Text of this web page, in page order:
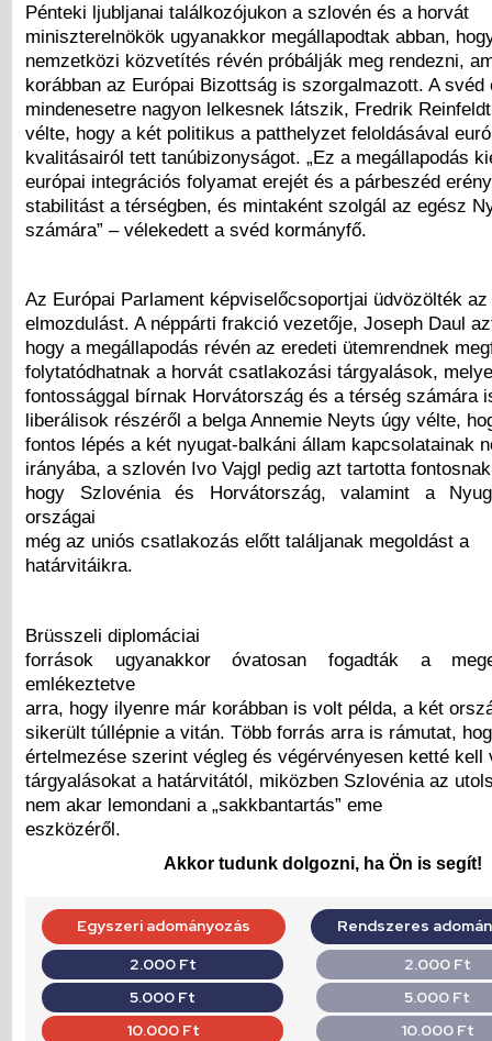
Pénteki ljubljanai találkozójukon a szlovén és a horvát
miniszterelnökök ugyanakkor megállapodtak abban,
nemzetközi közvetítés révén próbálják meg rendezni,
korábban az Európai Bizottság is szorgalmazott. A svéd
mindenesetre nagyon lelkesnek látszik, Fredrik
vélte, hogy a két politikus a patthelyzet feloldásával
kvalitásairól tett tanúbizonyságot. „Ez a megállapodás
európai integrációs folyamat erejét és a párbeszéd
stabilitást a térségben, és mintaként szolgál az egész
számára” – vélekedett a svéd kormányfő.
Az Európai Parlament képviselőcsoportjai üdvözölték az
elmozdulást. A néppárti frakció vezetője, Joseph Daul
hogy a megállapodás révén az eredeti ütemrendnek
folytatódhatnak a horvát csatlakozási tárgyalások,
fontossággal bírnak Horvátország és a térség számára
liberálisok részéről a belga Annemie Neyts úgy vélte,
fontos lépés a két nyugat-balkáni állam kapcsolatainak
irányába, a szlovén Ivo Vajgl pedig azt tartotta
hogy Szlovénia és Horvátország, valamint a
országai
még az uniós csatlakozás előtt találjanak megoldást a
határvitáikra.
Brüsszeli diplomáciai
források ugyanakkor óvatosan fogadták a
emlékeztetve
arra, hogy ilyenre már korábban is volt példa, a két
sikerült túllépnie a vitán. Több forrás arra is rámutat,
értelmezése szerint végleg és végérvényesen ketté kell
tárgyalásokat a határvitától, miközben Szlovénia az
nem akar lemondani a „sakkbantartás” eme
eszközéről.
Akkor tudunk dolgozni, ha Ön is segít!